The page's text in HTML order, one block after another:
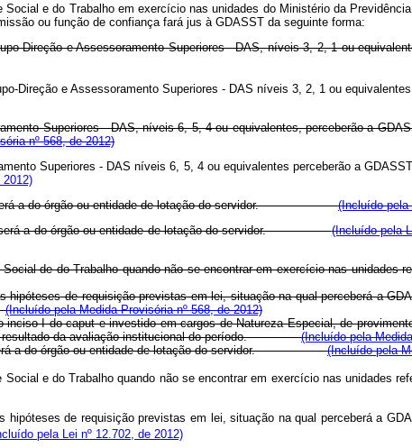
e do Trabalho em exercício nas unidades do Ministério da
comissão ou função de confiança fará jus à GDASST da seguinte
e Assessoramento Superiores - DAS, níveis 3, 2, 1 ou
Direção e Assessoramento Superiores - DAS níveis 3, 2, 1 ou
Superiores - DAS, níveis 6, 5, 4 ou equivalentes, perceberão a
nº 568, de 2012)
Superiores - DAS níveis 6, 5, 4 ou equivalentes perceberão a
2012)
será a do órgão ou entidade de lotação do servidor.(Incluído pela
a do órgão ou entidade de lotação do servidor.(Incluído pela
Social de do Trabalho quando não se encontrar em exercício nas
de requisição previstas em lei, situação na qual perceberá a
(Incluído pela Medida Provisória nº 568, de 2012)
I do caput e investido em cargos de Natureza Especial, de
no resultado da avaliação institucional do período.(Incluído pela
será a do órgão ou entidade de lotação do servidor.(Incluído pela
e do Trabalho quando não se encontrar em exercício nas unidades
hipóteses de requisição previstas em lei, situação na qual perceberá a
pela Lei nº 12.702, de 2012)